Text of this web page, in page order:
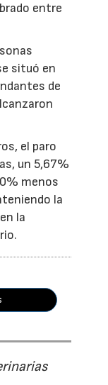
entre
situó en
de
el paro
un 5,67%
menos
la
la